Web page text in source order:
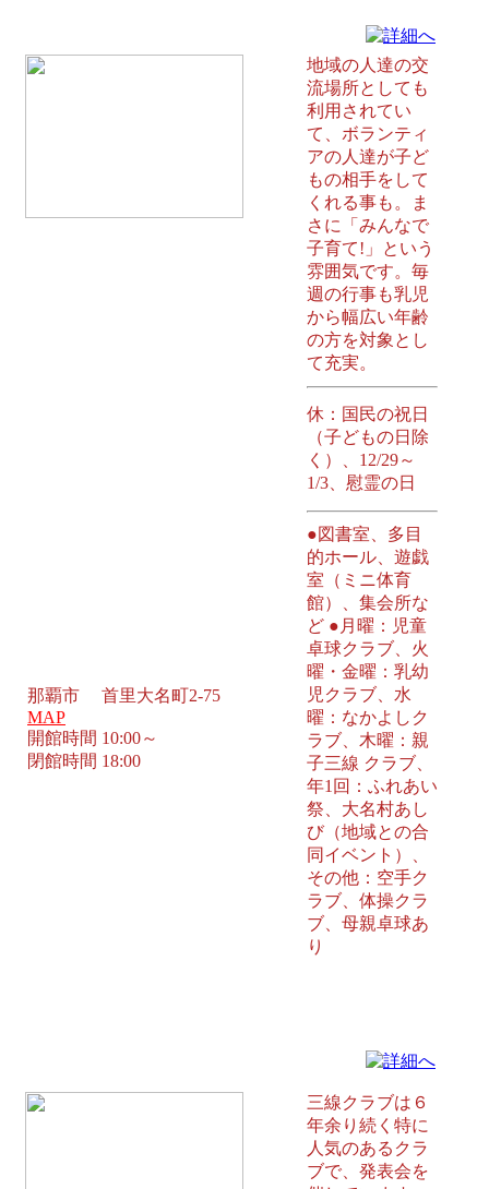
地域の人達の交
流場所としても
利用されてい
て、ボランティ
アの人達が子ど
もの相手をして
くれる事も。ま
さに「みんなで
子育て!」という
雰囲気です。毎
週の行事も乳児
から幅広い年齢
の方を対象とし
て充実。
休：国民の祝日
（子どもの日除
く）、12/29～
1/3、慰霊の日
那覇市 首里大名町2-75
MAP
開館時間 10:00～
閉館時間 18:00
●図書室、多目
的ホール、遊戯
室（ミニ体育
館）、集会所な
ど ●月曜：児童
卓球クラブ、火
曜・金曜：乳幼
児クラブ、水
曜：なかよしク
ラブ、木曜：親
子三線 クラブ、
年1回：ふれあい
祭、大名村あし
び（地域との合
同イベント）、
その他：空手ク
ラブ、体操クラ
ブ、母親卓球あ
り
三線クラブは６
年余り続く特に
人気のあるクラ
ブで、発表会を